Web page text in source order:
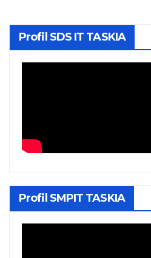
Profil SDS IT TASKIA
Profil SMPIT TASKIA